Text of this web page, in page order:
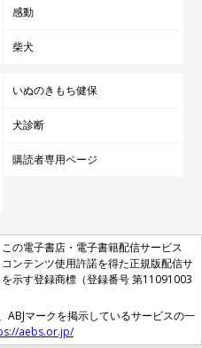
感動
柴犬
いぬのきもち健保
犬診断
購読者専用ページ
の電子書店・電子書籍配信サービス
ンテンツ使用許諾を得た正規版配信サ
示す登録商標（登録番号 第11091003
ABJマークを掲示しているサービスの一
aebs.or.jp/